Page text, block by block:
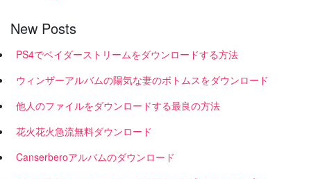
New Posts
PS4でベイダーストリームをダウンロードする方法
ウィンザーアルバムの陽気な妻のボトムスをダウンロード
他人のファイルをダウンロードする最良の方法
花火花火急流無料ダウンロード
Canserberoアルバムのダウンロード